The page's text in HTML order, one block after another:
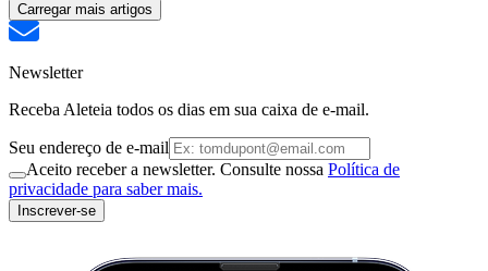
Carregar mais artigos
Newsletter
Receba Aleteia todos os dias em sua caixa de e-mail.
Seu endereço de e-mail
Aceito receber a newsletter. Consulte nossa Política de
privacidade para saber mais.
Inscrever-se